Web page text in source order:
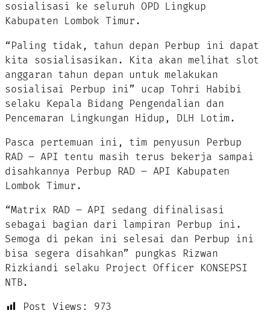
sosialisasi ke seluruh OPD Lingkup
Kabupaten Lombok Timur.
“Paling tidak, tahun depan Perbup ini dapat
kita sosialisasikan. Kita akan melihat slot
anggaran tahun depan untuk melakukan
sosialisai Perbup ini” ucap Tohri Habibi
selaku Kepala Bidang Pengendalian dan
Pencemaran Lingkungan Hidup, DLH Lotim.
Pasca pertemuan ini, tim penyusun Perbup
RAD – API tentu masih terus bekerja sampai
disahkannya Perbup RAD – API Kabupaten
Lombok Timur.
“Matrix RAD – API sedang difinalisasi
sebagai bagian dari lampiran Perbup ini.
Semoga di pekan ini selesai dan Perbup ini
bisa segera disahkan” pungkas Rizwan
Rizkiandi selaku Project Officer KONSEPSI
NTB.
Post Views: 973